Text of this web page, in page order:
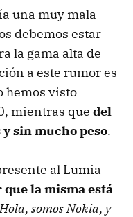
una muy mala
debemos estar
la gama alta de
a este rumor es
hemos visto
mientras que del
sin mucho peso.
al Lumia
que la misma está
somos Nokia, y